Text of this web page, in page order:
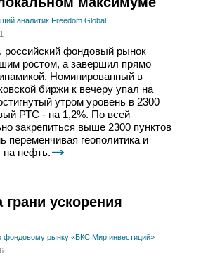
аналитик Freedom Global
российский фондовый рынок
ростом, а завершил прямо
Номинированный в
биржи к вечеру упал на
утром уровень в 2300
РТС - на 1,2%. По всей
закрепиться выше 2300 пунктов
переменчивая геополитика и
на нефть.
грани ускорения
фондовому рынку «БКС Мир инвестиций»